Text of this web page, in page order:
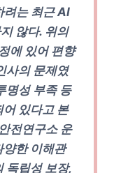
려는 최근 AI
않다. 위의
에 있어 편향
사의 문제였
명성 부족 등
어 있다고 본
전연구소 운
양한 이해관
독립성 보장,